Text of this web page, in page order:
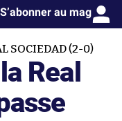
S’abonner au mag
SOCIEDAD (2-0)
Real